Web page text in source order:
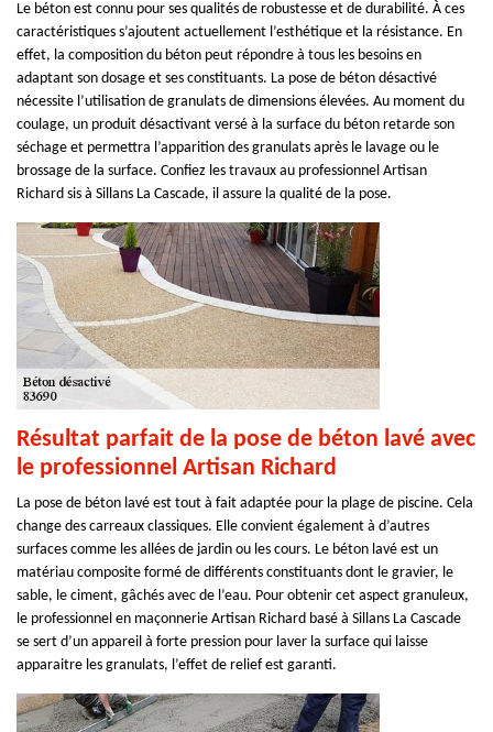
Le béton est connu pour ses qualités de robustesse et de durabilité. À ces
caractéristiques s’ajoutent actuellement l’esthétique et la résistance. En
effet, la composition du béton peut répondre à tous les besoins en
adaptant son dosage et ses constituants. La pose de béton désactivé
nécessite l’utilisation de granulats de dimensions élevées. Au moment du
coulage, un produit désactivant versé à la surface du béton retarde son
séchage et permettra l’apparition des granulats après le lavage ou le
brossage de la surface. Confiez les travaux au professionnel Artisan
Richard sis à Sillans La Cascade, il assure la qualité de la pose.
Résultat parfait de la pose de béton lavé avec
le professionnel Artisan Richard
La pose de béton lavé est tout à fait adaptée pour la plage de piscine. Cela
change des carreaux classiques. Elle convient également à d’autres
surfaces comme les allées de jardin ou les cours. Le béton lavé est un
matériau composite formé de différents constituants dont le gravier, le
sable, le ciment, gâchés avec de l’eau. Pour obtenir cet aspect granuleux,
le professionnel en maçonnerie Artisan Richard basé à Sillans La Cascade
se sert d’un appareil à forte pression pour laver la surface qui laisse
apparaitre les granulats, l’effet de relief est garanti.